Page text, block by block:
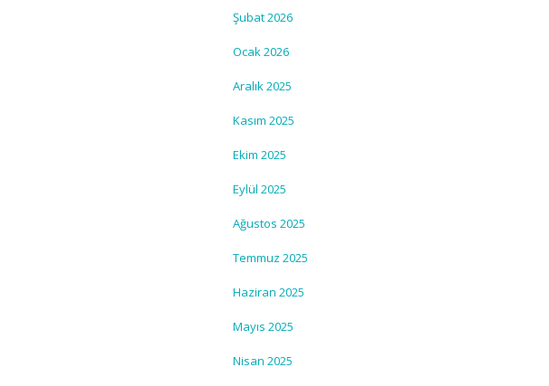
Şubat 2026
Ocak 2026
Aralık 2025
Kasım 2025
Ekim 2025
Eylül 2025
Ağustos 2025
Temmuz 2025
Haziran 2025
Mayıs 2025
Nisan 2025